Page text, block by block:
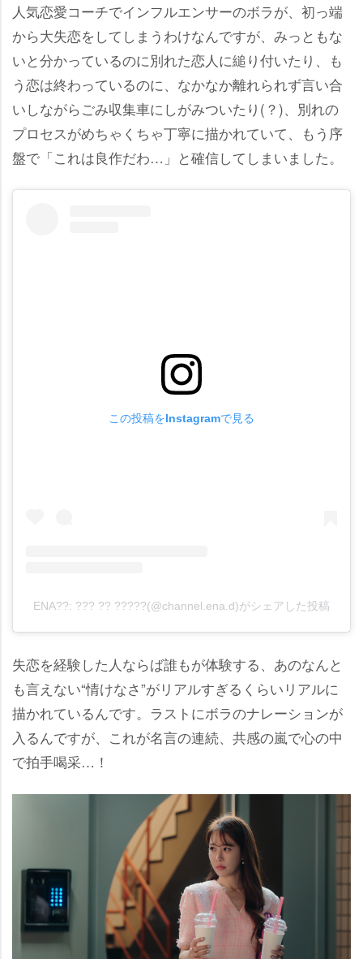
人気恋愛コーチでインフルエンサーのボラが、初っ端
から大失恋をしてしまうわけなんですが、みっともな
いと分かっているのに別れた恋人に縋り付いたり、も
う恋は終わっているのに、なかなか離れられず言い合
いしながらごみ収集車にしがみついたり(？)、別れの
プロセスがめちゃくちゃ丁寧に描かれていて、もう序
盤で「これは良作だわ…」と確信してしまいました。
この投稿をInstagramで見る
ENA??: ??? ?? ?????(@channel.ena.d)がシェアした投稿
失恋を経験した人ならば誰もが体験する、あのなんと
も言えない“情けなさ”がリアルすぎるくらいリアルに
描かれているんです。ラストにボラのナレーションが
入るんですが、これが名言の連続、共感の嵐で心の中
で拍手喝采…！